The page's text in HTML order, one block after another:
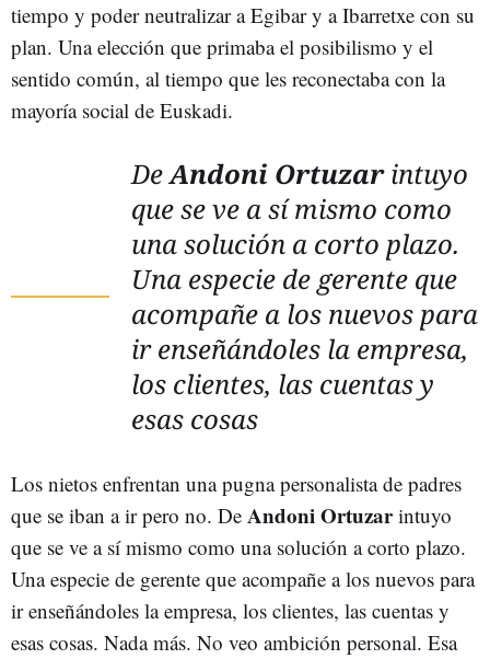
tiempo y poder neutralizar a Egibar y a Ibarretxe con su
plan. Una elección que primaba el posibilismo y el
sentido común, al tiempo que les reconectaba con la
mayoría social de Euskadi.
DeAndoni Ortuzarintuyo
que se ve a sí mismo como
una solución a corto plazo.
Una especie de gerente que
acompañe a los nuevos para
ir enseñándoles la empresa,
los clientes, las cuentas y
esas cosas
Los nietos enfrentan una pugna personalista de padres
que se iban a ir pero no. De Andoni Ortuzarintuyo
que se ve a sí mismo como una solución a corto plazo.
Una especie de gerente que acompañe a los nuevos para
ir enseñándoles la empresa, los clientes, las cuentas y
esas cosas. Nada más. No veo ambición personal. Esa